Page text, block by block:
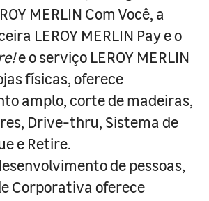
MERLIN Com Você, a
LEROY MERLIN Pay e o
e o serviço LEROY MERLIN
físicas, oferece
amplo, corte de madeiras,
Drive-thru, Sistema de
e Retire.
de pessoas,
Corporativa oferece